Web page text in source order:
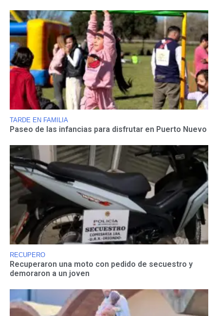
TARDE EN FAMILIA
Paseo de las infancias para disfrutar en Puerto Nuevo
RECUPERO
Recuperaron una moto con pedido de secuestro y
demoraron a un joven